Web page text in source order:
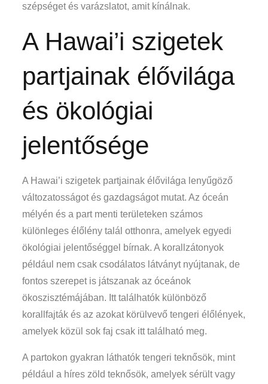
szépséget és varázslatot, amit kínálnak.
A Hawai’i szigetek
partjainak élővilága
és ökológiai
jelentősége
A Hawai’i szigetek partjainak élővilága lenyűgöző
változatosságot és gazdagságot mutat. Az óceán
mélyén és a part menti területeken számos
különleges élőlény talál otthonra, amelyek egyedi
ökológiai jelentőséggel bírnak. A korallzátonyok
például nem csak csodálatos látványt nyújtanak, de
fontos szerepet is játszanak az óceánok
ökoszisztémájában. Itt találhatók különböző
korallfajták és az azokat körülvevő tengeri élőlények,
amelyek közül sok faj csak itt található meg.
A partokon gyakran láthatók tengeri teknősök, mint
például a híres zöld teknősök, amelyek sérült vagy